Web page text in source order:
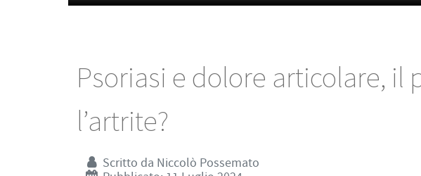
Psoriasi e dolore articolare, il
l’artrite?
Scritto da Niccolò Possemato